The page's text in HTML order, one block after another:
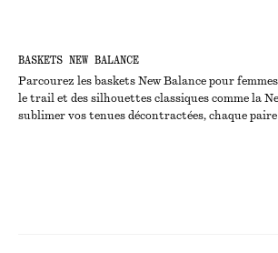
BASKETS NEW BALANCE
Parcourez les baskets New Balance pour
le trail et des silhouettes classiques comme la
sublimer vos tenues décontractées, chaque